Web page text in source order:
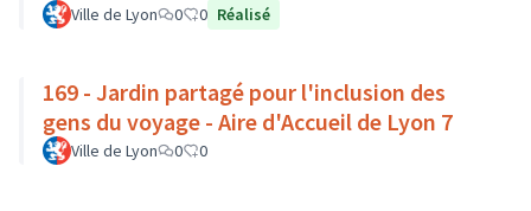
Ville de Lyon 0 0 Réalisé
169 - Jardin partagé pour l'inclusion des
gens du voyage - Aire d'Accueil de Lyon 7
Ville de Lyon 0 0